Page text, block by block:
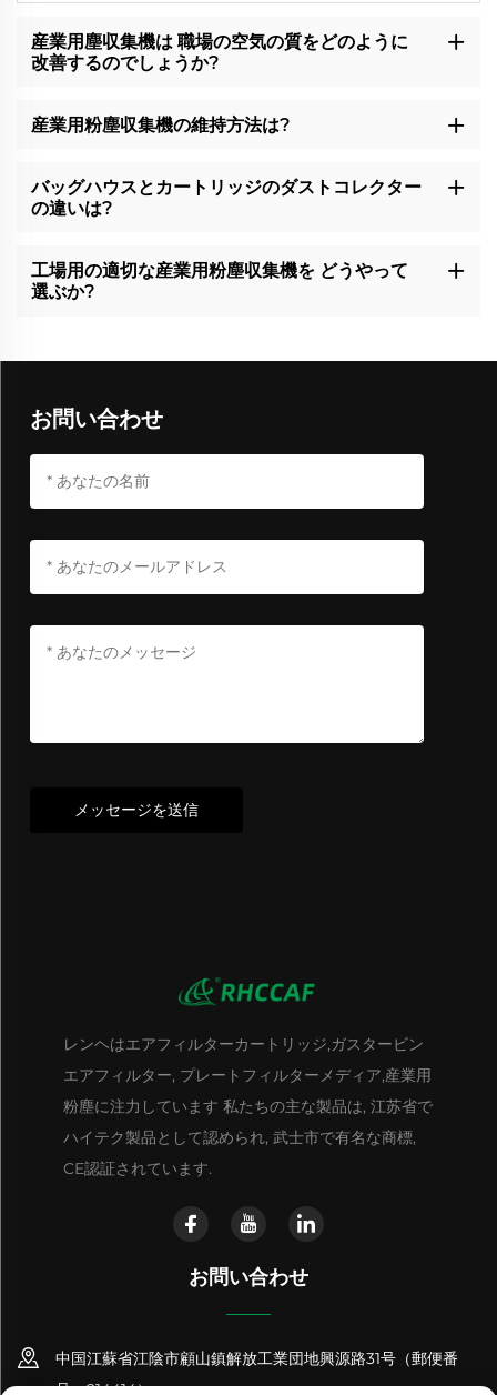
産業用塵収集機は 職場の空気の質をどのように
改善するのでしょうか?
産業用粉塵収集機の維持方法は?
バッグハウスとカートリッジのダストコレクター
の違いは?
工場用の適切な産業用粉塵収集機を どうやって
選ぶか?
お問い合わせ
メッセージを送信
レンヘはエアフィルターカートリッジ,ガスタービン
エアフィルター, プレートフィルターメディア,産業用
粉塵に注力しています 私たちの主な製品は, 江苏省で
ハイテク製品として認められ, 武士市で有名な商標,
CE認証されています.
お問い合わせ
中国江蘇省江陰市顧山鎮解放工業団地興源路31号（郵便番
号：214414）